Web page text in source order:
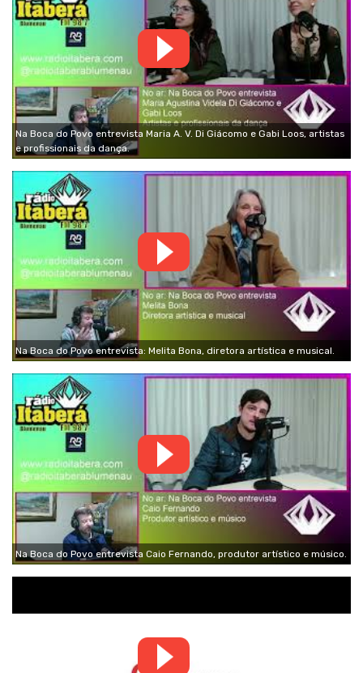
Na Boca do Povo entrevista Maria A. V. Di Giácomo e Gabi Loos, artistas
e profissionais da dança.
Na Boca do Povo entrevista: Melita Bona, diretora artística e musical.
Na Boca do Povo entrevista Caio Fernando, produtor artístico e músico.